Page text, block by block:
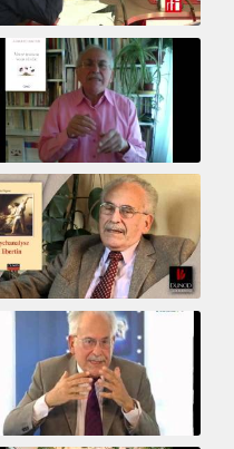
El psiquiatra Alberto Eiguer con Jordi Batalle en El invitado de RFI
maison vous révèle
du libertin